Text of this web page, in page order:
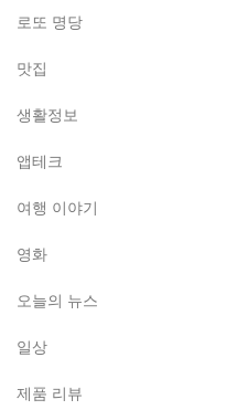
로또 명당
맛집
생활정보
앱테크
여행 이야기
영화
오늘의 뉴스
일상
제품 리뷰